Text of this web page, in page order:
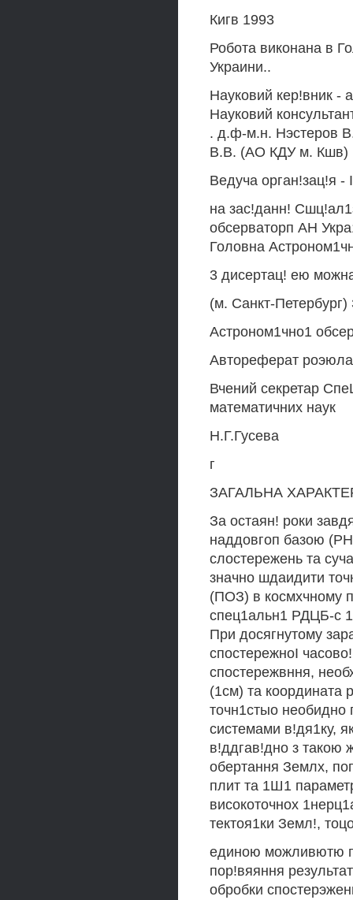
Кигв 1993
Робота виконана в
Украини..
Науковий кер!вник -
Науковий
. д.ф-м.н. Нэстеров
В.В. (АО КДУ м. Кшв)
Ведуча орган!зац!я
на зас!данн!
обсерваторп АН
Головна
3 дисертац! ею
(м. Санкт-Петербург)
Астроном1чно1
Автореферат
Вчений секретар
математичних наук
Н.Г.Гусева
г
ЗАГАЛЬНА
За остаян! роки
наддовгоп базою
слостережень та
значно шдаидити
(ПОЗ) в космхчному
спец1альн1 РДЦБ-с
При досягнутому
спостережноI
спостережвння,
(1см) та координата
точн1стыо необидно
системами в!дя1ку,
в!ддгав!дно з такою
обертання Землх,
плит та 1Ш1
високоточнох
тектоя1ки Земл!,
единою можливютю
пор!вяяння
обробки